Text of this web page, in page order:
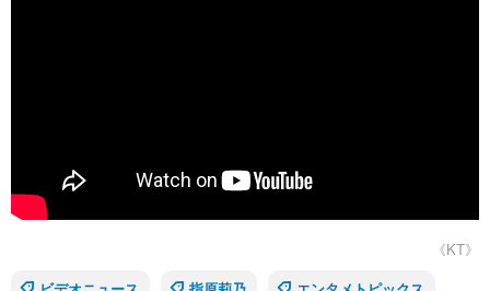
《KT》